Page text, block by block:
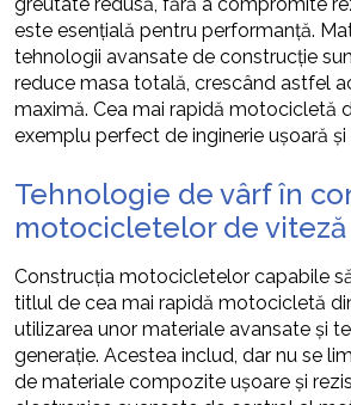
greutate redusă, fără a compromite
este esențială pentru performanță.
tehnologii avansate de construcție
reduce masa totală, crescând astfel
maximă. Cea mai rapidă motocicletă
exemplu perfect de inginerie ușoară și
Tehnologie de vârf în
motocicletelor de viteză
Construcția motocicletelor capabile
titlul de cea mai rapidă motocicletă
utilizarea unor materiale avansate și
generație. Acestea includ, dar nu se
de materiale compozite ușoare și